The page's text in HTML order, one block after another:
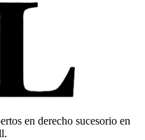
en derecho sucesorio en